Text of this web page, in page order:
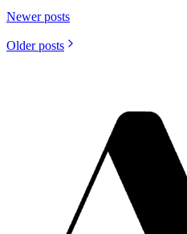
Newer posts
Older posts